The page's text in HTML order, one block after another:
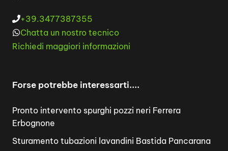
+39.3477387355
Chatta un nostro tecnico
Richiedi maggiori informazioni
Forse potrebbe interessarti....
Pronto intervento spurghi pozzi neri Ferrera
Erbognone
Sturamento tubazioni lavandini Bastida Pancarana